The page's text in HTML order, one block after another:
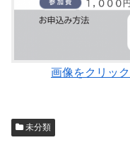
画像をクリッ
未分類